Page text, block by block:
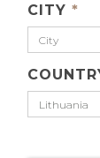
CITY *